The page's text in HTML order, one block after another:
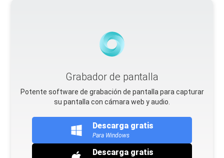
Grabador de pantalla
Potente software de grabación de pantalla para capturar
su pantalla con cámara web y audio.
Descarga gratis
Para Windows
Descarga gratis